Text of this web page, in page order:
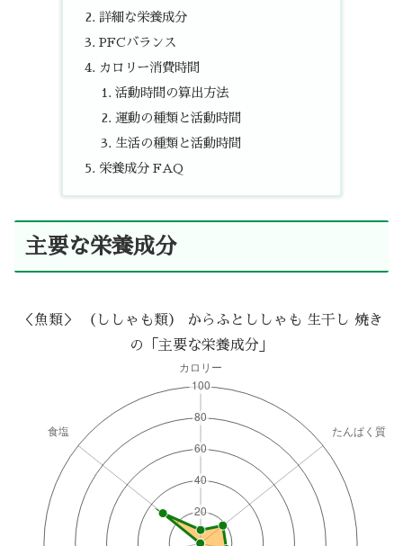
詳細な栄養成分
PFCバランス
カロリー消費時間
活動時間の算出方法
運動の種類と活動時間
生活の種類と活動時間
栄養成分 FAQ
主要な栄養成分
＜魚類＞ （ししゃも類） からふとししゃも 生干し 焼き
の「主要な栄養成分」